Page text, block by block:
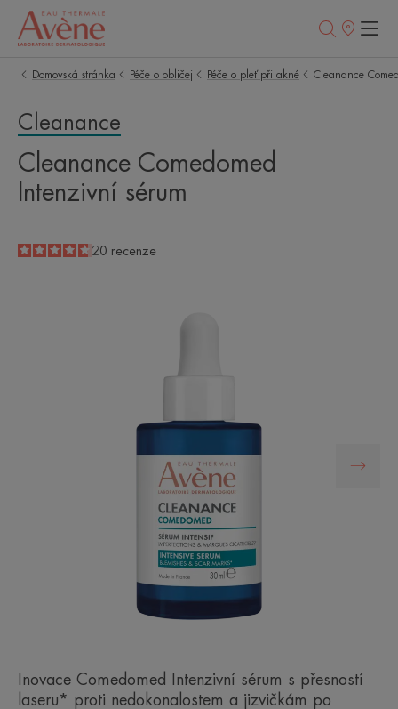
Prodejní
Domovská stránka Péče o obličej Péče o pleť při akné Cleanance
Cleanance
Cleanance Comedomed
Intenzivní sérum
4.7
/
5
20 recenze
Inovace Comedomed Intenzivní sérum s přesností
laseru* proti nedokonalostem a jizvičkám po